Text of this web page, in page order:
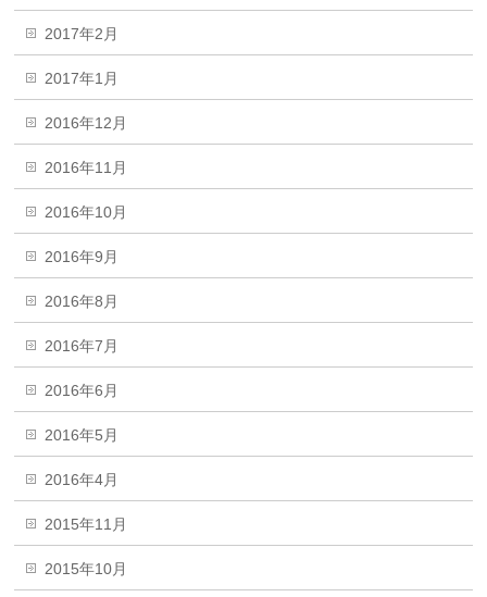
2017年2月
2017年1月
2016年12月
2016年11月
2016年10月
2016年9月
2016年8月
2016年7月
2016年6月
2016年5月
2016年4月
2015年11月
2015年10月